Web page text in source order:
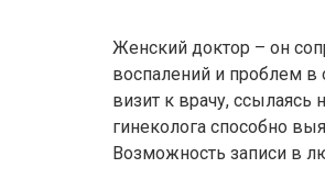
Женский доктор – он
воспалений и проблем
визит к врачу, ссылаясь
гинеколога способно
Возможность записи в